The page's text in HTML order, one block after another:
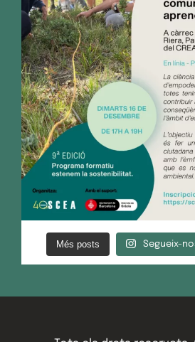
Més posts Segueix-